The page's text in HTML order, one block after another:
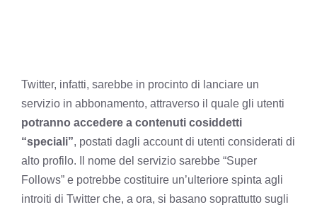
Twitter, infatti, sarebbe in procinto di lanciare un
servizio in abbonamento, attraverso il quale gli utenti
potranno accedere a contenuti cosiddetti
“speciali”, postati dagli account di utenti considerati di
alto profilo. Il nome del servizio sarebbe “Super
Follows” e potrebbe costituire un’ulteriore spinta agli
introiti di Twitter che, a ora, si basano soprattutto sugli